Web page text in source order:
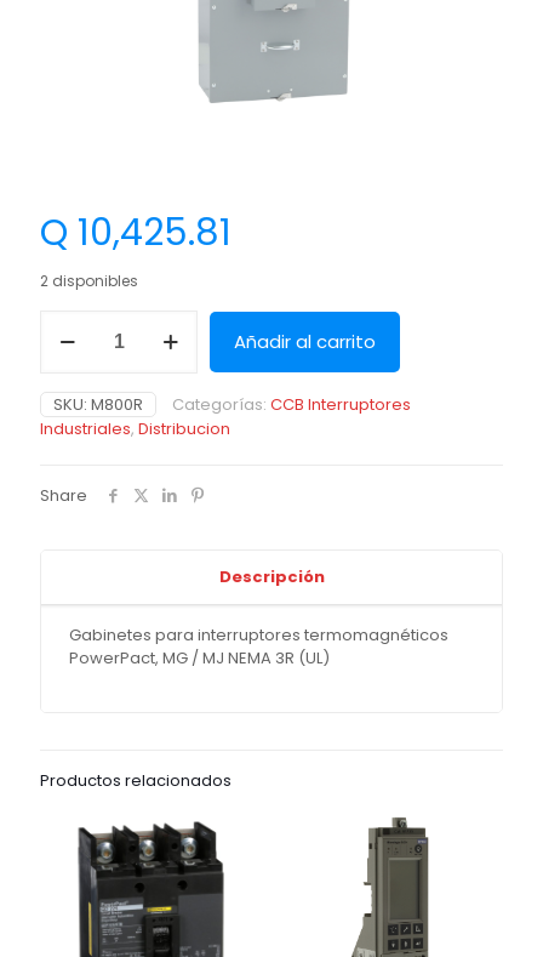
Q 10,425.81
2 disponibles
Añadir al carrito
SKU: M800R Categorías: CCB Interruptores
Industriales, Distribucion
Share
Descripción
Gabinetes para interruptores termomagnéticos
PowerPact, MG / MJ NEMA 3R (UL)
Productos relacionados